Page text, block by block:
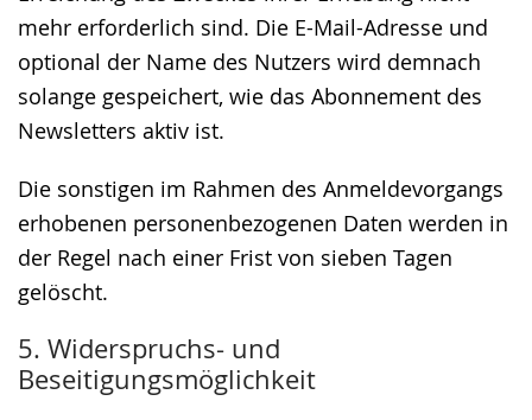
mehr erforderlich sind. Die E-Mail-Adresse und
optional der Name des Nutzers wird demnach
solange gespeichert, wie das Abonnement des
Newsletters aktiv ist.
Die sonstigen im Rahmen des Anmeldevorgangs
erhobenen personenbezogenen Daten werden in
der Regel nach einer Frist von sieben Tagen
gelöscht.
5. Widerspruchs- und
Beseitigungsmöglichkeit